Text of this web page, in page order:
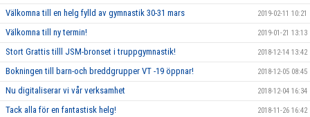
Välkomna till en helg fylld av gymnastik 30-31 mars 2019-02-11 10:21
Välkomna till ny termin! 2019-01-21 13:13
Stort Grattis tilll JSM-bronset i truppgymnastik! 2018-12-14 13:42
Bokningen till barn-och breddgrupper VT -19 öppnar! 2018-12-05 08:45
Nu digitaliserar vi vår verksamhet 2018-12-04 16:34
Tack alla för en fantastisk helg! 2018-11-26 16:42